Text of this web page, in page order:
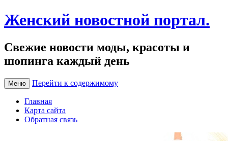
Женский новостной портал.
Свежие новости моды, красоты и
шопинга каждый день
Меню Перейти к содержимому
Главная
Карта сайта
Обратная связь